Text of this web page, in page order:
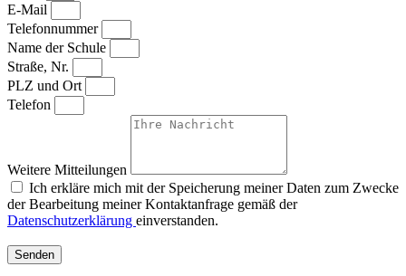
E-Mail
Telefonnummer
Name der Schule
Straße, Nr.
PLZ und Ort
Telefon
Weitere Mitteilungen
Ich erkläre mich mit der Speicherung meiner Daten zum Zwecke
der Bearbeitung meiner Kontaktanfrage gemäß der
Datenschutzerklärung einverstanden.
Senden